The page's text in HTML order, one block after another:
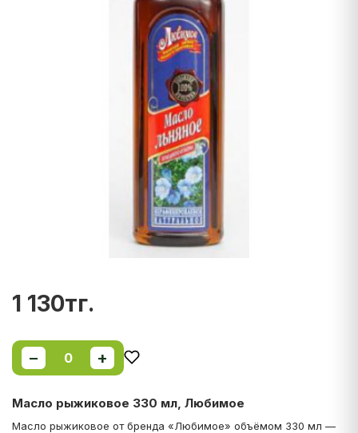
1 130тг.
− 0 +
Масло рыжиковое 330 мл, Любимое
Масло рыжиковое от бренда «Любимое» объёмом 330 мл —